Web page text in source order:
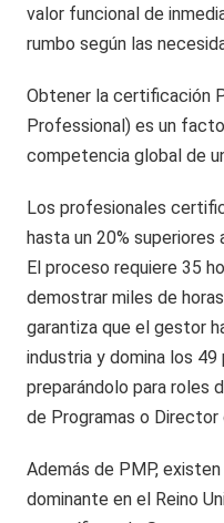
valor funcional de
rumbo según las
Obtener la certificación
Professional) es un
competencia global de
Los profesionales
hasta un 20%
El proceso requiere 35
demostrar miles de
garantiza que el gestor
industria y domina los
preparándolo para roles
de Programas o
Además de PMP,
dominante en el Reino